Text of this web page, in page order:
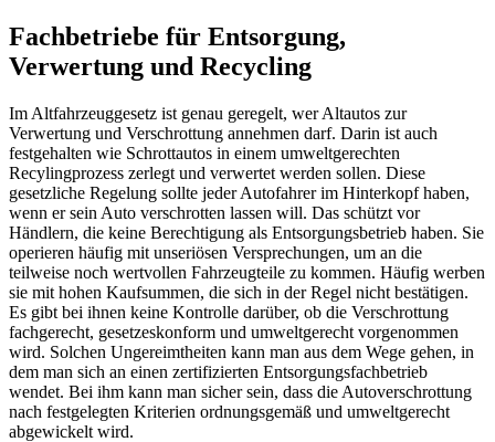
Fachbetriebe für Entsorgung,
Verwertung und Recycling
Im Altfahrzeuggesetz ist genau geregelt, wer Altautos zur
Verwertung und Verschrottung annehmen darf. Darin ist auch
festgehalten wie Schrottautos in einem umweltgerechten
Recylingprozess zerlegt und verwertet werden sollen. Diese
gesetzliche Regelung sollte jeder Autofahrer im Hinterkopf haben,
wenn er sein Auto verschrotten lassen will. Das schützt vor
Händlern, die keine Berechtigung als Entsorgungsbetrieb haben. Sie
operieren häufig mit unseriösen Versprechungen, um an die
teilweise noch wertvollen Fahrzeugteile zu kommen. Häufig werben
sie mit hohen Kaufsummen, die sich in der Regel nicht bestätigen.
Es gibt bei ihnen keine Kontrolle darüber, ob die Verschrottung
fachgerecht, gesetzeskonform und umweltgerecht vorgenommen
wird. Solchen Ungereimtheiten kann man aus dem Wege gehen, in
dem man sich an einen zertifizierten Entsorgungsfachbetrieb
wendet. Bei ihm kann man sicher sein, dass die Autoverschrottung
nach festgelegten Kriterien ordnungsgemäß und umweltgerecht
abgewickelt wird.